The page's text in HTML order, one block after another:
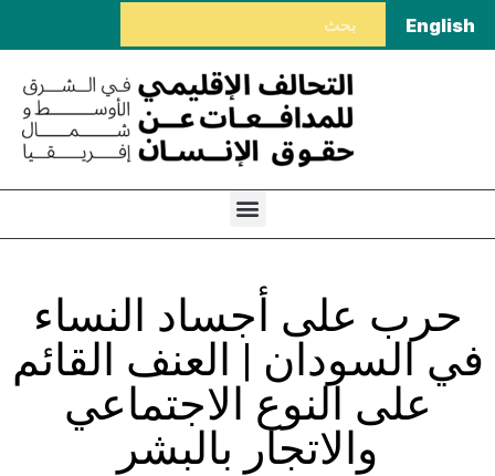
English
حرب على أجساد النساء
في السودان | العنف القائم
على النوع الاجتماعي
والاتجار بالبشر